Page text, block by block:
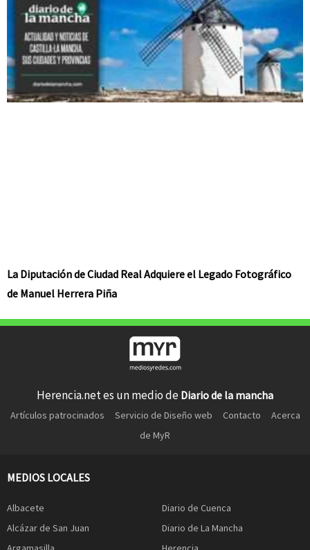
La Diputación de Ciudad Real Adquiere el Legado Fotográfico
de Manuel Herrera Piña
Herencia.net es un medio de Diario de la mancha
Artículos patrocinados Servicio de Diseño web Contacto
Acerca
de MyR
MEDIOS LOCALES
Albacete
Alcázar de San Juan
Diario de Cuenca
Diario de La Mancha